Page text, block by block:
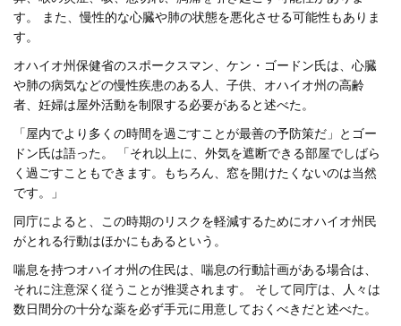
す。 また、慢性的な心臓や肺の状態を悪化させる可能性もありま
す。
オハイオ州保健省のスポークスマン、ケン・ゴードン氏は、心臓
や肺の病気などの慢性疾患のある人、子供、オハイオ州の高齢
者、妊婦は屋外活動を制限する必要があると述べた。
「屋内でより多くの時間を過ごすことが最善の予防策だ」とゴー
ドン氏は語った。 「それ以上に、外気を遮断できる部屋でしばら
く過ごすこともできます。もちろん、窓を開けたくないのは当然
です。」
同庁によると、この時期のリスクを軽減するためにオハイオ州民
がとれる行動はほかにもあるという。
喘息を持つオハイオ州の住民は、喘息の行動計画がある場合は、
それに注意深く従うことが推奨されます。 そして同庁は、人々は
数日間分の十分な薬を必ず手元に用意しておくべきだと述べた。